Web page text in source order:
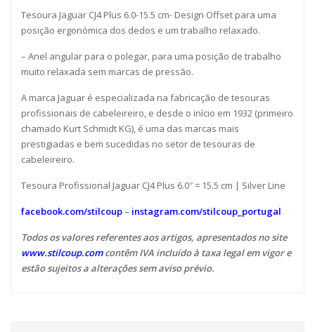
Tesoura Jaguar CJ4 Plus 6.0-15.5 cm- Design Offset para uma
posição ergonómica dos dedos e um trabalho relaxado.
– Anel angular para o polegar, para uma posição de trabalho
muito relaxada sem marcas de pressão.
A marca Jaguar é especializada na fabricação de tesouras
profissionais de cabeleireiro, e desde o início em 1932 (primeiro
chamado Kurt Schmidt KG), é uma das marcas mais
prestigiadas e bem sucedidas no setor de tesouras de
cabeleireiro.
Tesoura Profissional Jaguar CJ4 Plus 6.0″ = 15.5 cm | Silver Line
facebook.com/stilcoup – instagram.com/stilcoup_portugal
Todos os valores referentes aos artigos, apresentados no site
www.stilcoup.comcontêm IVA incluído à taxa legal em vigor e
estão sujeitos a alterações sem aviso prévio.